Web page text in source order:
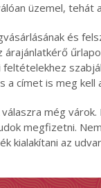
üzemel, tehát
és
árajánlatkérő
címet is meg kell
még
megfizetni.
kialakítani az